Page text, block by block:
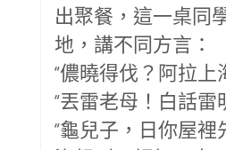
出聚餐，這一桌同
地，講不同方言：
“儂曉得伐？阿拉上
“丟雷老母！白話雷
“龜兒子，日你屋裡